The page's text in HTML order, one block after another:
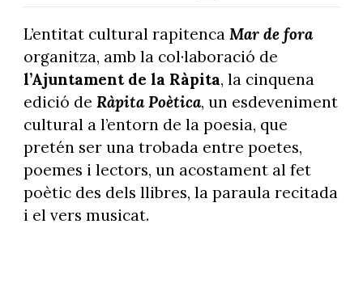
L’entitat cultural rapitencaMar de fora
organitza, amb la col·laboració de
l’Ajuntament de la Ràpita, la cinquena
edició de Ràpita Poètica, un esdeveniment
cultural a l’entorn de la poesia, que
pretén ser una trobada entre poetes,
poemes i lectors, un acostament al fet
poètic des dels llibres, la paraula recitada
i el vers musicat.